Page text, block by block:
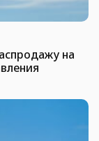
на